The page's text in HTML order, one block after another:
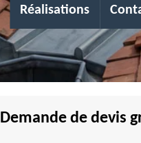
Réalisations
Demande de devis